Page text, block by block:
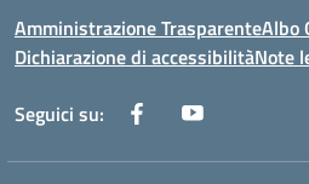
Amministrazione TrasparenteAlbo
Dichiarazione di accessibilitàNote
Seguici su: